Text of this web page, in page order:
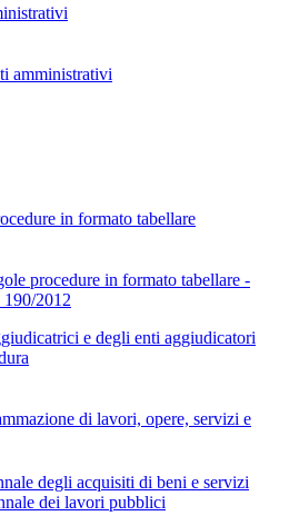
amministrativi
in formato tabellare
procedure in formato tabellare -
2012
e degli enti aggiudicatori
di lavori, opere, servizi e
degli acquisiti di beni e servizi
dei lavori pubblici